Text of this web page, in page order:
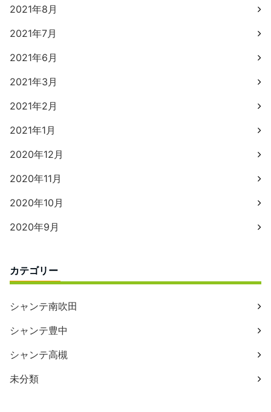
2021年8月
2021年7月
2021年6月
2021年3月
2021年2月
2021年1月
2020年12月
2020年11月
2020年10月
2020年9月
カテゴリー
シャンテ南吹田
シャンテ豊中
シャンテ高槻
未分類